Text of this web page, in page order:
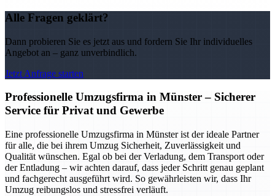
Alle Fragen geklärt?
Dann probieren Sie es jetzt aus und fordern Sie Ihr individuelles
Angebot an – ganz unverbindlich.
Jetzt Anfrage starten
Professionelle Umzugsfirma in Münster – Sicherer
Service für Privat und Gewerbe
Eine professionelle Umzugsfirma in Münster ist der ideale Partner
für alle, die bei ihrem Umzug Sicherheit, Zuverlässigkeit und
Qualität wünschen. Egal ob bei der Verladung, dem Transport oder
der Entladung – wir achten darauf, dass jeder Schritt genau geplant
und fachgerecht ausgeführt wird. So gewährleisten wir, dass Ihr
Umzug reibungslos und stressfrei verläuft.